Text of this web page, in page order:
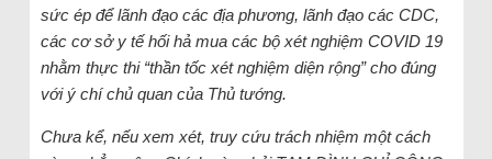
sức ép để lãnh đạo các địa phương, lãnh đạo các CDC,
các cơ sở y tế hối hả mua các bộ xét nghiệm COVID 19
nhằm thực thi “thần tốc xét nghiệm diện rộng” cho đúng
với ý chí chủ quan của Thủ tướng.
Chưa kể, nếu xem xét, truy cứu trách nhiệm một cách